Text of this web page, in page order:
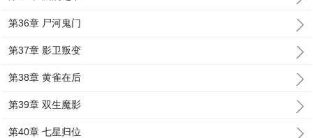
第36章 尸河鬼门
第37章 影卫叛变
第38章 黄雀在后
第39章 双生魔影
第40章 七星归位